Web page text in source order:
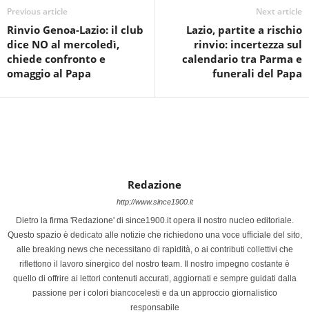
Previous article
Rinvio Genoa-Lazio: il club
dice NO al mercoledì,
chiede confronto e
omaggio al Papa
Next article
Lazio, partite a rischio
rinvio: incertezza sul
calendario tra Parma e
funerali del Papa
Redazione
http://www.since1900.it
Dietro la firma 'Redazione' di since1900.it opera il nostro nucleo editoriale.
Questo spazio è dedicato alle notizie che richiedono una voce ufficiale del sito,
alle breaking news che necessitano di rapidità, o ai contributi collettivi che
riflettono il lavoro sinergico del nostro team. Il nostro impegno costante è
quello di offrire ai lettori contenuti accurati, aggiornati e sempre guidati dalla
passione per i colori biancocelesti e da un approccio giornalistico
responsabile